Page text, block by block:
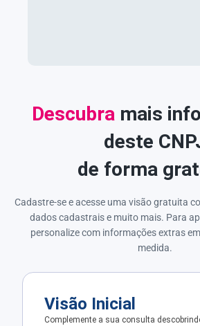
Descubra mais
deste
de forma
Cadastre-se e acesse uma visão gratuita
dados cadastrais e muito mais. Para
personalize com informações extras
medida.
Visão Inicial
Complemente a sua consulta